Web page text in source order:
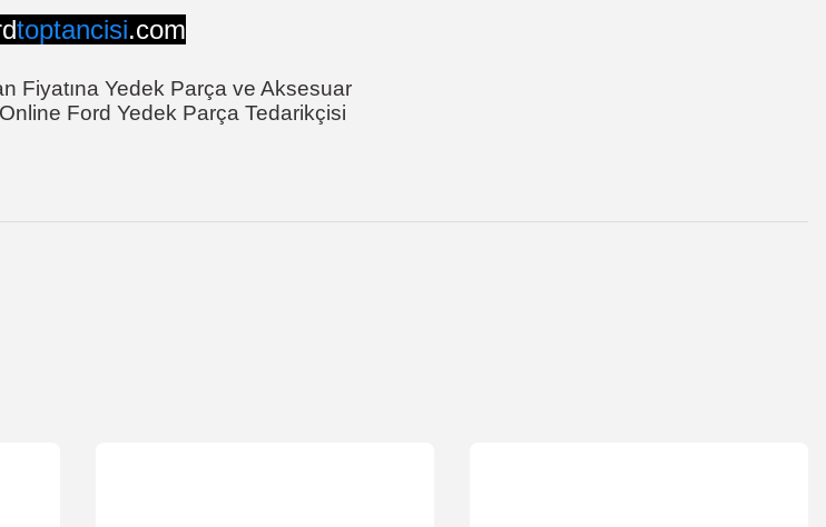
toptancisi.com
Fiyatına Yedek Parça ve Aksesuar
Ford Yedek Parça Tedarikçisi
noktaları öneri formunu kullanarak tarafımıza iletebilirsiniz.